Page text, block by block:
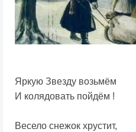
Яркую Звезду возьмём
И колядовать пойдём !
Весело снежок хрустит,